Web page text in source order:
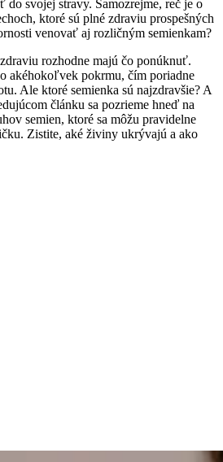
do svojej stravy. Samozrejme, reč je o
ktoré sú plné zdraviu prospešných
venovať aj rozličným semienkam?
rozhodne majú čo ponúknuť.
akéhokoľvek pokrmu, čím poriadne
Ale ktoré semienka sú najzdravšie? A
článku sa pozrieme hneď na
semien, ktoré sa môžu pravidelne
Zistite, aké živiny ukrývajú a ako